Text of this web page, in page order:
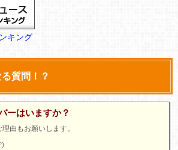
キング
質問！？
ーはいますか？
由もお願いします。
)